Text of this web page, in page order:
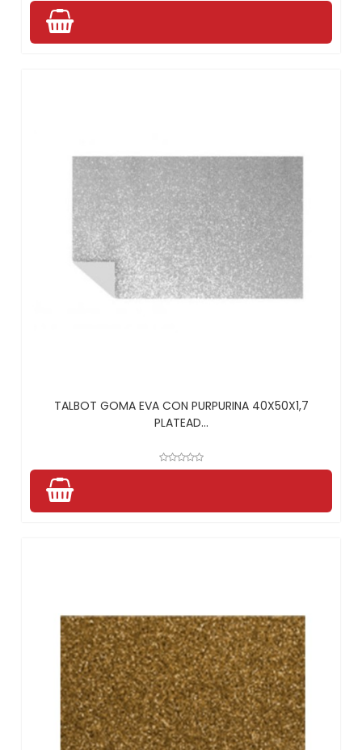
TALBOT GOMA EVA CON PURPURINA 40X50X1,7
PLATEAD...